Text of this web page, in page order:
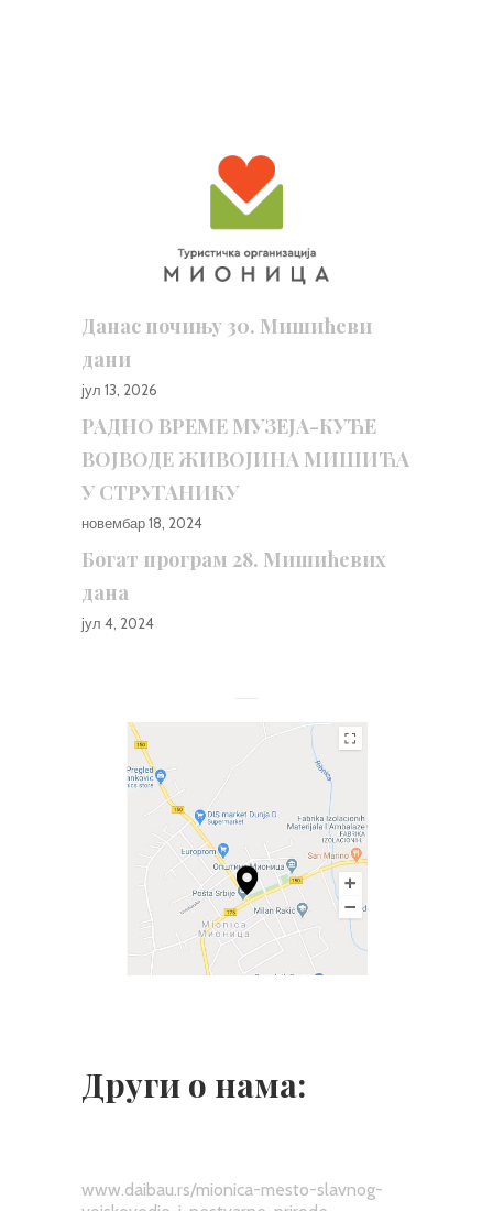
Данас почињу 30. Мишићеви
дани
јул 13, 2026
РАДНО ВРЕМЕ МУЗЕЈА-КУЋЕ
ВОЈВОДЕ ЖИВОЈИНА МИШИЋА
У СТРУГАНИКУ
новембар 18, 2024
Богат програм 28. Мишићевих
дана
јул 4, 2024
Други о нама:
www.daibau.rs/mionica-mesto-slavnog-